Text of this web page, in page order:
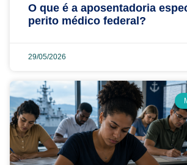
O que é a aposentadoria
perito médico federal?
29/05/2026